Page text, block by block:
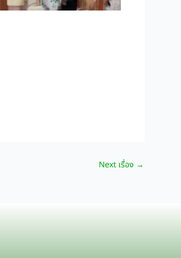
Next เรื่อง →